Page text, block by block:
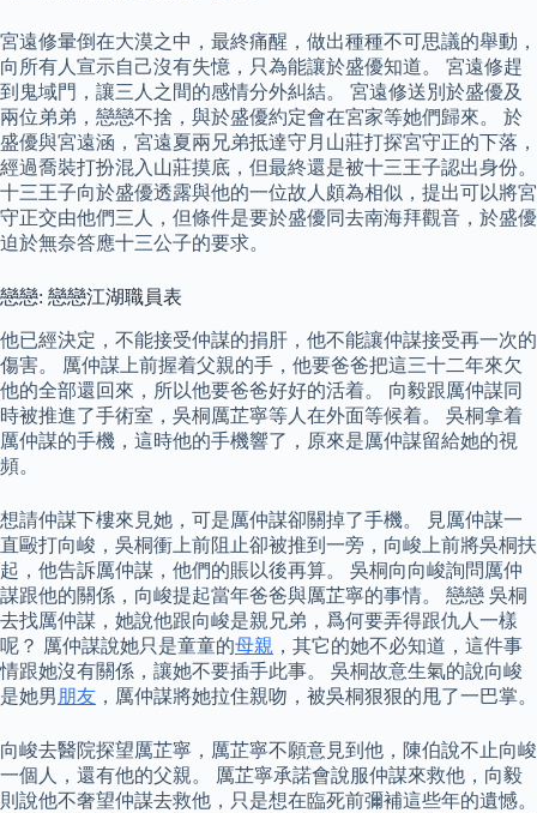
宮遠修暈倒在大漠之中，最終痛醒，做出種種不可思議的舉動，
向所有人宣示自己沒有失憶，只為能讓於盛優知道。 宮遠修趕
到鬼域門，讓三人之間的感情分外糾結。 宮遠修送別於盛優及
兩位弟弟，戀戀不捨，與於盛優約定會在宮家等她們歸來。 於
盛優與宮遠涵，宮遠夏兩兄弟抵達守月山莊打探宮守正的下落，
經過喬裝打扮混入山莊摸底，但最終還是被十三王子認出身份。
十三王子向於盛優透露與他的一位故人頗為相似，提出可以將宮
守正交由他們三人，但條件是要於盛優同去南海拜觀音，於盛優
迫於無奈答應十三公子的要求。
戀戀: 戀戀江湖職員表
他已經決定，不能接受仲謀的捐肝，他不能讓仲謀接受再一次的
傷害。 厲仲謀上前握着父親的手，他要爸爸把這三十二年來欠
他的全部還回來，所以他要爸爸好好的活着。 向毅跟厲仲謀同
時被推進了手術室，吳桐厲芷寧等人在外面等候着。 吳桐拿着
厲仲謀的手機，這時他的手機響了，原來是厲仲謀留給她的視
頻。
想請仲謀下樓來見她，可是厲仲謀卻關掉了手機。 見厲仲謀一
直毆打向峻，吳桐衝上前阻止卻被推到一旁，向峻上前將吳桐扶
起，他告訴厲仲謀，他們的賬以後再算。 吳桐向向峻詢問厲仲
謀跟他的關係，向峻提起當年爸爸與厲芷寧的事情。 戀戀 吳桐
去找厲仲謀，她說他跟向峻是親兄弟，爲何要弄得跟仇人一樣
呢？ 厲仲謀說她只是童童的母親 ，其它的她不必知道，這件事
情跟她沒有關係，讓她不要插手此事。 吳桐故意生氣的說向峻
是她男 朋友 ，厲仲謀將她拉住親吻，被吳桐狠狠的甩了一巴掌。
向峻去醫院探望厲芷寧，厲芷寧不願意見到他，陳伯說不止向峻
一個人，還有他的父親。 厲芷寧承諾會說服仲謀來救他，向毅
則說他不奢望仲謀去救他，只是想在臨死前彌補這些年的遺憾。